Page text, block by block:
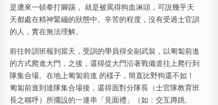
是遭來一頓拳打腳踢， 就是被罵得狗血淋頭，可說幾乎天
天都處在精神緊繃的狀態中。辛苦的程度，沒有受過士官訓
的人，實在無法理解。
前往幹訓班報到當天，受訓的學員得全副武裝，以匍匐前進
的方式爬進大門，之後，還得從大門沿著戰備道往上爬行到
隊集合場。在地上匍匐前進 的樣子，簡直比野狗還不如！
匍匐前進到達隊集合場後，還得面對分隊長（士官隊教育班
長之稱呼）所擺設的一連串「見面禮」（如：交互蹲跳、